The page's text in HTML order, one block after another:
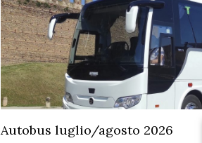
Autobus luglio/agosto 2026